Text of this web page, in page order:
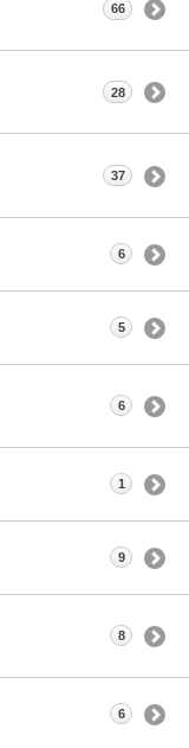
66
28
37
6
5
6
1
9
8
6